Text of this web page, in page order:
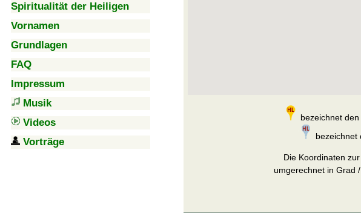
Spiritualität der Heiligen
Vornamen
Grundlagen
FAQ
Impressum
Musik
Videos
Vorträge
bezeichnet
bezeichnet
Die Koordinaten
umgerechnet in Grad